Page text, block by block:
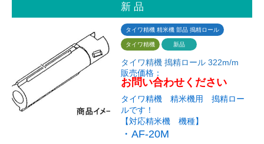
新 品
タイワ精機 精米機 部品 搗精ロール
タイワ精機 新品
タイワ精機 搗精ロール 322m/m
販売価格：
お問い合わせください
タイワ精機 精米機用 搗精ロー
ルです！
【対応精米機 機種】
・AF-20M